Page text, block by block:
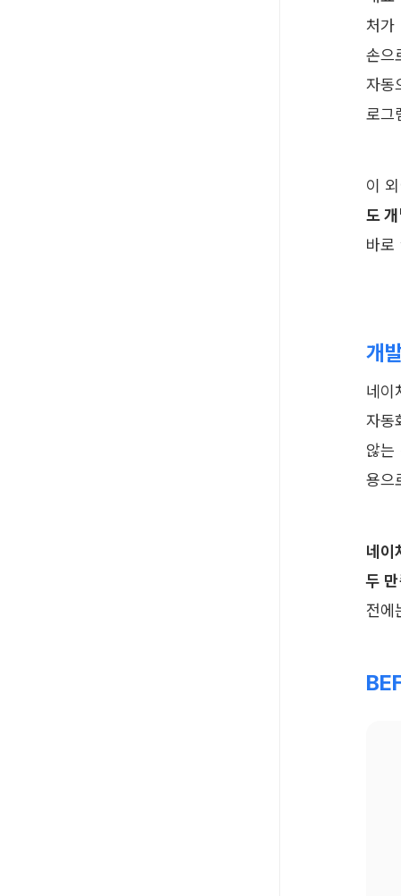
처가
손으
자동
로그
이
도
바로
개
네이
자동
않는
용으
네이
두
전에